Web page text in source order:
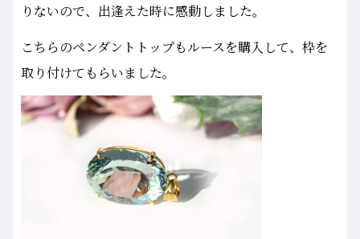
りないので、出逢えた時に感動しました。
こちらのペンダントトップもルースを購入して、枠を
取り付けてもらいました。